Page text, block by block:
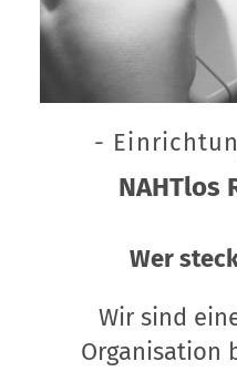
-
NAHTlos
Wer
Wir sind
Organisation